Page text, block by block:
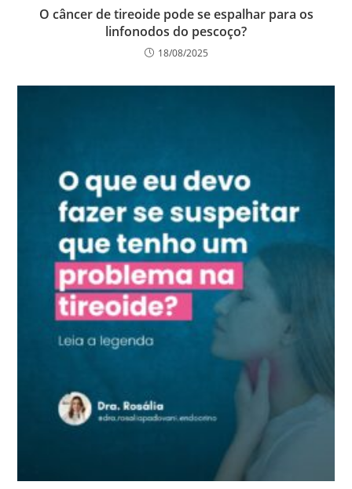
O câncer de tireoide pode se espalhar para os
linfonodos do pescoço?
18/08/2025